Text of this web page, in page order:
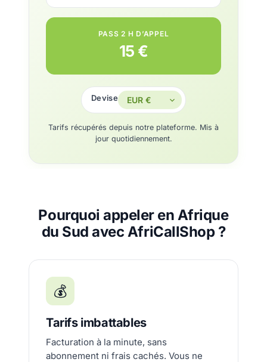
PASS 2 H D’APPEL
15 €
Devise
Tarifs récupérés depuis notre plateforme. Mis à
jour quotidiennement.
Pourquoi appeler en Afrique
du Sud avec AfriCallShop ?
💰
Tarifs imbattables
Facturation à la minute, sans
abonnement ni frais cachés. Vous ne